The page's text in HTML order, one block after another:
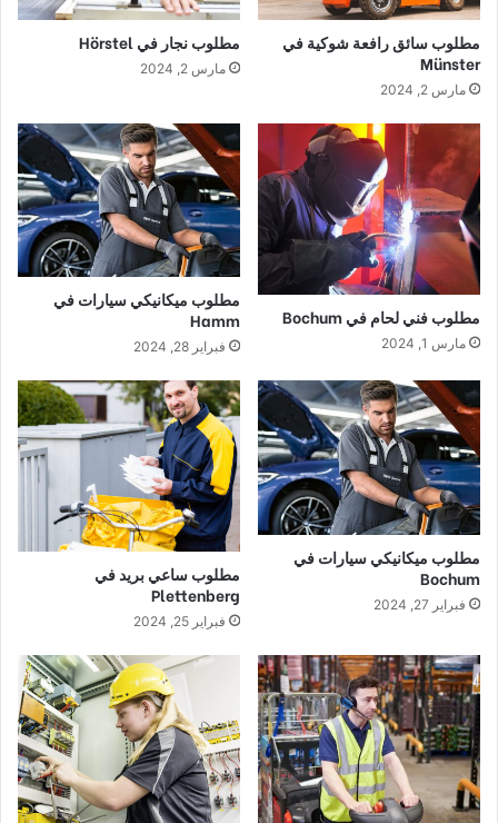
مطلوب سائق رافعة شوكية في
Münster
مارس 2, 2024
مطلوب نجار في Hörstel
مارس 2, 2024
مطلوب فني لحام في Bochum
مارس 1, 2024
مطلوب ميكانيكي سيارات في
Hamm
فبراير 28, 2024
مطلوب ميكانيكي سيارات في
Bochum
فبراير 27, 2024
مطلوب ساعي بريد في
Plettenberg
فبراير 25, 2024